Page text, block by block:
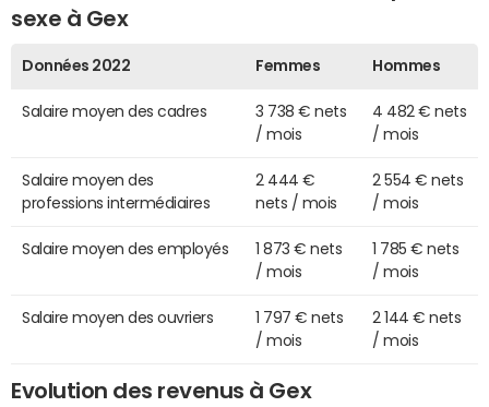
sexe à Gex
Données 2022 Femmes Hommes
Salaire moyen des cadres
3 738 € nets
/ mois
4 482 € nets
/ mois
Salaire moyen des
professions intermédiaires
2 444 €
nets / mois
2 554 € nets
/ mois
Salaire moyen des employés
1 873 € nets
/ mois
1 785 € nets
/ mois
Salaire moyen des ouvriers
1 797 € nets
/ mois
2 144 € nets
/ mois
Evolution des revenus à Gex